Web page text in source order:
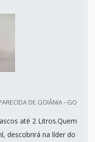
DE GOIÂNIA - GO
até 2 Litros.Quem
descobrirá na líder do